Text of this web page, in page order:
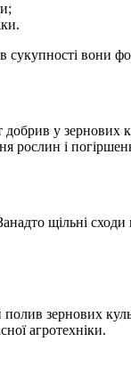
сукупності вони
у
рослин і
щільні
зернових
агротехніки.